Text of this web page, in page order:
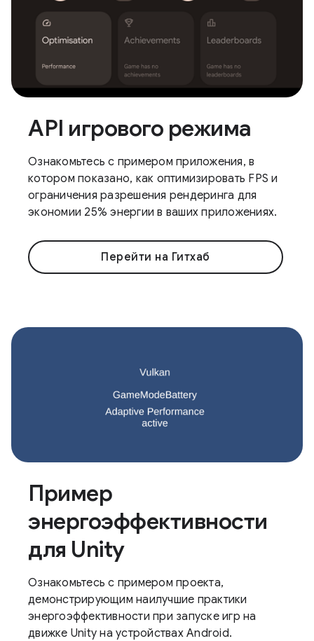
API игрового режима
Ознакомьтесь с примером приложения, в
котором показано, как оптимизировать FPS и
ограничения разрешения рендеринга для
экономии 25% энергии в ваших приложениях.
Перейти на Гитхаб
Пример
энергоэффективности
для Unity
Ознакомьтесь с примером проекта,
демонстрирующим наилучшие практики
энергоэффективности при запуске игр на
движке Unity на устройствах Android.